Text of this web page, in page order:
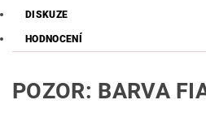
DISKUZE
HODNOCENÍ
POZOR: BARVA